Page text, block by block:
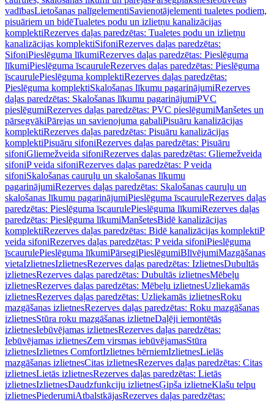
vadībasLietošanas palīgelementiSavienotājelementi tualetes podiem,
pisuāriem un bidēTualetes podu un izlietņu kanalizācijas
komplektiRezerves daļas paredzētas: Tualetes podu un izlietņu
kanalizācijas komplektiSifoniRezerves daļas paredzētas:
SifoniPieslēguma līkumiRezerves daļas paredzētas: Pieslēguma
līkumiPieslēguma īscauruleRezerves daļas paredzētas: Pieslēguma
īscaurulePieslēguma komplektiRezerves daļas paredzētas:
Pieslēguma komplektiSkalošanas līkumu pagarinājumiRezerves
daļas paredzētas: Skalošanas līkumu pagarinājumiPVC
pieslēgumiRezerves daļas paredzētas: PVC pieslēgumiManšetes un
pārsegvākiPārejas un savienojuma gabaliPisuāru kanalizācijas
komplektiRezerves daļas paredzētas: Pisuāru kanalizācijas
komplektiPisuāru sifoniRezerves daļas paredzētas: Pisuāru
sifoniGliemežveida sifoniRezerves daļas paredzētas: Gliemežveida
sifoniP veida sifoniRezerves daļas paredzētas: P veida
sifoniSkalošanas cauruļu un skalošanas līkumu
pagarinājumiRezerves daļas paredzētas: Skalošanas cauruļu un
skalošanas līkumu pagarinājumiPieslēguma īscauruleRezerves daļas
paredzētas: Pieslēguma īscaurulePieslēguma līkumiRezerves daļas
paredzētas: Pieslēguma līkumiManšetesBidē kanalizācijas
komplektiRezerves daļas paredzētas: Bidē kanalizācijas komplektiP
veida sifoniRezerves daļas paredzētas: P veida sifoniPieslēguma
īscaurulePieslēguma līkumiPārsegiPieslēgumiBlīvējumiMazgāšanas
vietaIzlietnesIzlietnesRezerves daļas paredzētas: IzlietnesDubultās
izlietnesRezerves daļas paredzētas: Dubultās izlietnesMēbeļu
izlietnesRezerves daļas paredzētas: Mēbeļu izlietnesUzliekamās
izlietnesRezerves daļas paredzētas: Uzliekamās izlietnesRoku
mazgāšanas izlietnesRezerves daļas paredzētas: Roku mazgāšanas
izlietnesStūra roku mazgāšanas izlietneDaļēji iemontētās
izlietnesIebūvējamas izlietnesRezerves daļas paredzētas:
Iebūvējamas izlietnesZem virsmas iebūvējamasStūra
izlietnesIzlietnes ComfortIzlietnes bērniemIzlietnesLielās
mazgāšanas izlietnesCitas izlietnesRezerves daļas paredzētas: Citas
izlietnesLietās izlietnesRezerves daļas paredzētas: Lietās
izlietnesIzlietnesDaudzfunkciju izlietnesĢipša izlietneKlašu telpu
izlietnesPiederumiAtbalstkājasRezerves daļas paredzētas: